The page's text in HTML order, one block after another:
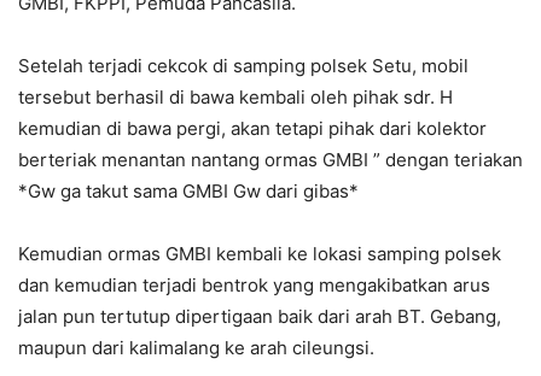
Setelah terjadi cekcok di samping polsek Setu, mobil
tersebut berhasil di bawa kembali oleh pihak sdr. H
kemudian di bawa pergi, akan tetapi pihak dari kolektor
berteriak menantan nantang ormas GMBI ” dengan teriakan
*Gw ga takut sama GMBI Gw dari gibas*
Kemudian ormas GMBI kembali ke lokasi samping polsek
dan kemudian terjadi bentrok yang mengakibatkan arus
jalan pun tertutup dipertigaan baik dari arah BT. Gebang,
maupun dari kalimalang ke arah cileungsi.